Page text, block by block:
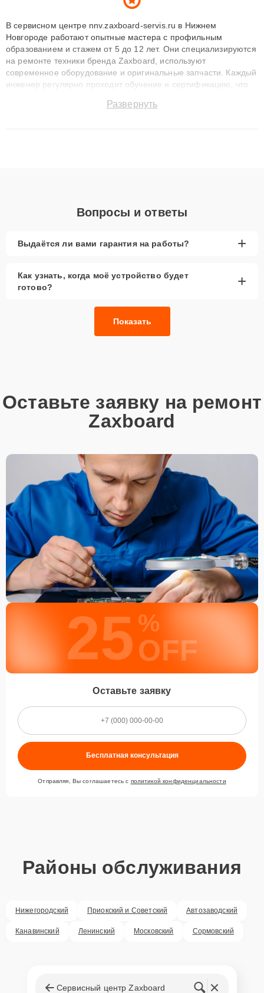
В сервисном центре nnv.zaxboard-servis.ru в Нижнем
Новгороде работают опытные мастера с профильным
образованием и стажем от 5 до 12 лет. Они специализируются
на ремонте техники бренда Zaxboard, используют
современное оборудование и оригинальные запчасти. Каждый
инженер регулярно проходит обучение и сертификацию, что
восстанавливать технику с сохранением гарантии до 3 лет.
Развернуть
Вопросы и ответы
Выдаётся ли вами гарантия на работы? +
Как узнать, когда моё устройство будет
готово?
+
Показать
Оставьте заявку на ремонт
Zaxboard
25 %
OFF
Оставьте заявку
Бесплатная консультация
Отправляя, Вы соглашаетесь с политикой конфиденциальности
Районы обслуживания
Нижегородский Приокский и Советский Автозаводский
Канавинский Ленинский Московский Сормовский
Сервисный центр Zaxboard